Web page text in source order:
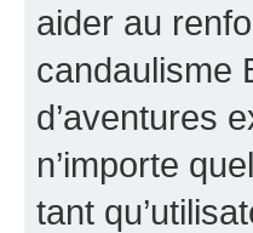
aider au
candaulisme
d’aventures
n’importe
tant